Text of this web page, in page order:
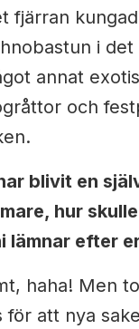
fjärran
i
annat
och
blivit en
hur
lämnar efter
haha! Men
för att nya